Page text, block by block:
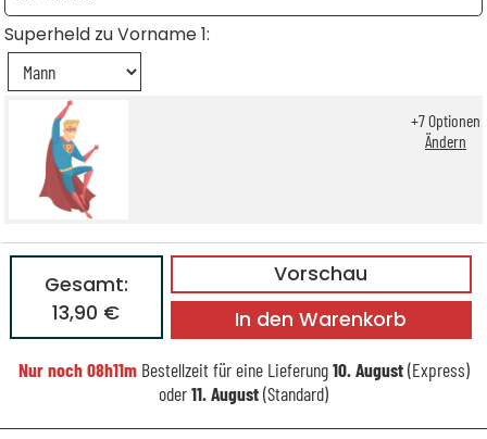
Superheld zu Vorname 1:
+7Optionen
Ändern
Vorschau
Gesamt:
13,90 €
In den Warenkorb
Nur noch08h11mBestellzeit für eine Lieferung10. August(Express)
oder11. August(Standard)